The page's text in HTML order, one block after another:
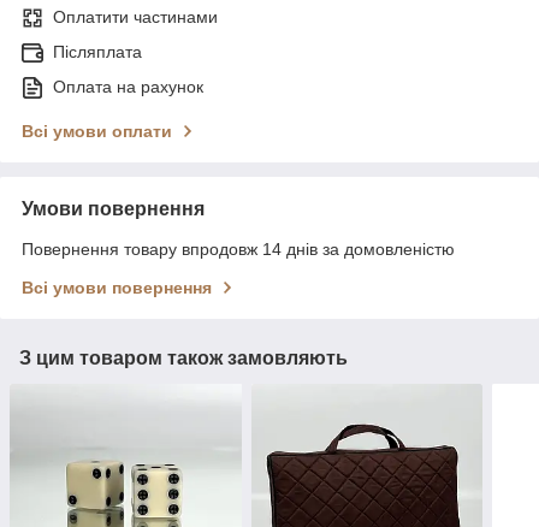
Оплатити частинами
Післяплата
Оплата на рахунок
Всі умови оплати
Умови повернення
Повернення товару впродовж 14 днів за домовленістю
Всі умови повернення
З цим товаром також замовляють